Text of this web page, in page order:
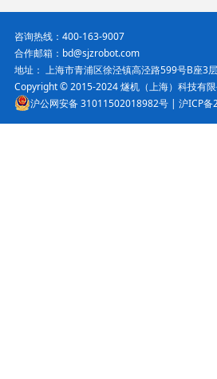
咨询热线：400-163-9007
合作邮箱：bd@sjzrobot.com
地址： 上海市青浦区徐泾镇高泾路599号B座3层
Copyright © 2015-2024 燧机（上海）科技有
沪公网安备 31011502018982号| 沪ICP备